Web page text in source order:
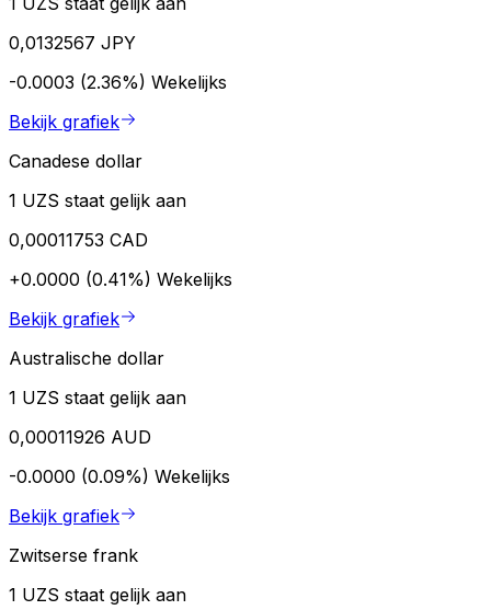
0,0132567 JPY
-0.0003 (2.36%) Wekelijks
Bekijk grafiek
Canadese dollar
1 UZS staat gelijk aan
0,00011753 CAD
+0.0000 (0.41%) Wekelijks
Bekijk grafiek
Australische dollar
1 UZS staat gelijk aan
0,00011926 AUD
-0.0000 (0.09%) Wekelijks
Bekijk grafiek
Zwitserse frank
1 UZS staat gelijk aan